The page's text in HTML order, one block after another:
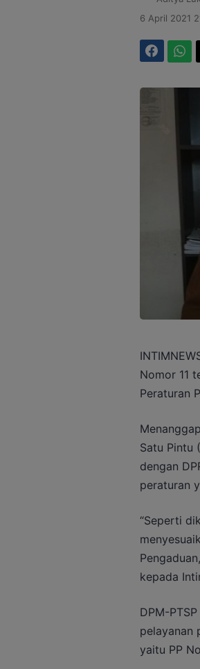
6 April 2021
Nomor 11
Peraturan
Satu Pintu
dengan
peraturan
“Seperti
kepada
DPM-
pelayanan
yaitu PP